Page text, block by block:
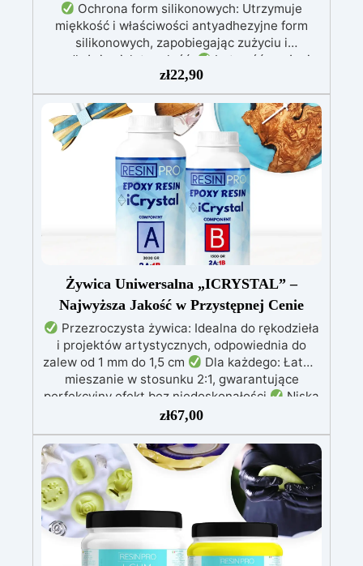
Ochrona form silikonowych: Utrzymuje
miękkość i właściwości antyadhezyjne form
silikonowych, zapobiegając zużyciu i
przedłużając ich trwałość.
Łatwość w użyciu:
Wystarczy nałożyć olej za pomocą wacika, aby
odświeżyć i zabezpieczyć powierzchnię formy,
zachowując jej wydajność.
Specjalne efekty
w żywicy: Dodaj kilka kropel oleju do żywicy, aby
uzyskać zaskakujące i dynamiczne efekty, takie
jak komórki i przejścia kolorów, podczas
wylewania.
Fluid painting: Używaj oleju z
barwnikami akrylowymi w technice pouring, aby
uzyskać efekt mokrej powierzchni i dodać głębi
do swoich dzieł.
Wszechstronność i
kreatywność: Idealny nie tylko do ochrony form,
ale także do rozszerzenia możliwości twórczych
w sztukach wizualnych oraz tworzeniu z żywicą.
zł22,90
Żywica Uniwersalna „ICRYSTAL” –
Najwyższa Jakość w Przystępnej Cenie
Przezroczysta żywica: Idealna do rękodzieła
i projektów artystycznych, odpowiednia do
zalew od 1 mm do 1,5 cm
Dla każdego: Łatwe
mieszanie w stosunku 2:1, gwarantujące
perfekcyjny efekt bez niedoskonałości
Niska
lepkość: Zapewnia odlewy bez pęcherzyków,
kompatybilna z drewnem, silikonem, szkłem,
metalem i innymi materiałami
Bezpieczna po
utwardzeniu: Nietoksyczna, bezpieczna dla
skóry, wolna od BPA i rozpuszczalników (VOC
Free)
Błyszcząca i samopoziomująca: Z
filtrami UV przeciw żółknięciu dla trwałego i
lśniącego wykończenia
zł67,00